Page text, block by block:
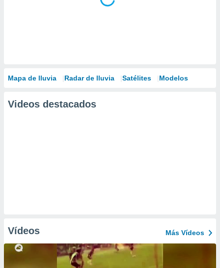
Mapa de lluvia Radar de lluvia Satélites Modelos
Videos destacados
Vídeos Más Vídeos